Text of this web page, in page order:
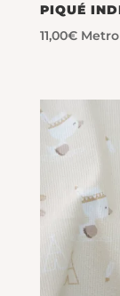
PIQUÉ
11,00€ Metro